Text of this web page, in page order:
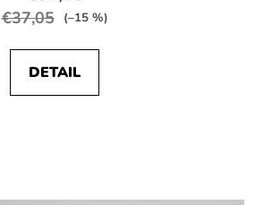
€37,05 (–15 %)
DETAIL